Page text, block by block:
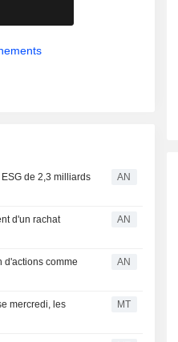
de 2,3 milliards
AN
d'un rachat
AN
d'actions comme
AN
mercredi, les
MT